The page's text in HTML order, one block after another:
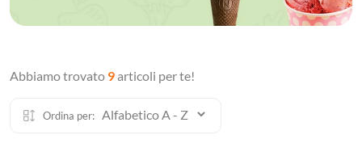
Abbiamo trovato 9articoli per te!
Ordina per: